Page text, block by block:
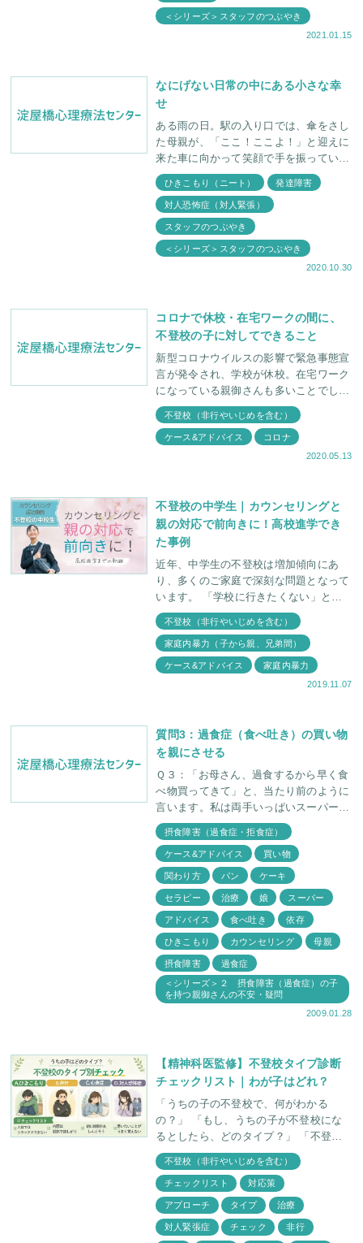
＜シリーズ＞スタッフのつぶやき
2021.01.15
なにげない日常の中にある小さな幸
せ
ある雨の日。駅の入り口では、傘をさし
た母親が、「ここ！ここよ！」と迎えに
来た車に向かって笑顔で手を振っていま
した。運転しているのは息子。助手席を
見ると父親が座っています。多くの人に
とっては、なにげない
ひきこもり（ニート） 発達障害
対人恐怖症（対人緊張）
スタッフのつぶやき
＜シリーズ＞スタッフのつぶやき
2020.10.30
コロナで休校・在宅ワークの間に、
不登校の子に対してできること
新型コロナウイルスの影響で緊急事態宣
言が発令され、学校が休校。在宅ワーク
になっている親御さんも多いことでしょ
う。大変な状況ですが、前向きに考えよ
うと努めておられる親御さんも沢山いら
っしゃることだと思い
不登校（非行やいじめを含む）
ケース&アドバイス
コロナ
2020.05.13
不登校の中学生｜カウンセリングと
親の対応で前向きに！高校進学でき
た事例
近年、中学生の不登校は増加傾向にあ
り、多くのご家庭で深刻な問題となって
います。 「学校に行きたくない」とい
うお子さんの言葉に、どう対応すれば良
いのか、家で何をさせれば良いのか、途
方に暮れてし
不登校（非行やいじめを含む）
家庭内暴力（子から親、兄弟間）
ケース&アドバイス
家庭内暴力
2019.11.07
質問3：過食症（食べ吐き）の買い物
を親にさせる
Ｑ３：「お母さん、過食するから早く食
べ物買ってきて」と、当たり前のように
言います。私は両手いっぱいスーパーの
袋を抱えて帰ってくるのですが、こんな
ことしていていいのでしょうか？自分で
買いにいかせたほ
摂食障害（過食症・拒食症）
ケース&アドバイス 買い物
関わり方 パン ケーキ
セラピー 治療 娘 スーパー
アドバイス 食べ吐き 依存
ひきこもり カウンセリング 母親
摂食障害 過食症
＜シリーズ＞２ 摂食障害（過食症）の子
を持つ親御さんの不安・疑問
2009.01.28
【精神科医監修】不登校タイプ診断
チェックリスト｜わが子はどれ？
「うちの子の不登校で、何がわかる
の？」 「もし、うちの子が不登校にな
るとしたら、どのタイプ？」 「不登
校」と簡単に言っても、お子さんの持ち
味や年齢などによって不登校のタイプ
（現れ方）が違っ
不登校（非行やいじめを含む）
チェックリスト 対応策
アプローチ タイプ 治療
対人緊張症 チェック 非行